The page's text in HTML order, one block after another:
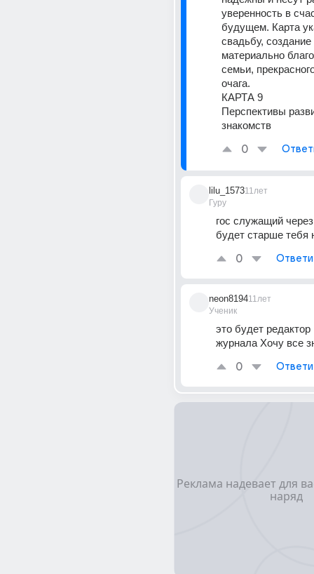
уверенность в
будущем. Карта
свадьбу,
материально
семьи,
очага.
КАРТА 9
Перспективы
знакомств
0
lilu_1573
Гуру
11лет
гос служащий
будет старше тебя
0
neon8194
Ученик
11лет
это будет редактор
журнала Хочу все
0